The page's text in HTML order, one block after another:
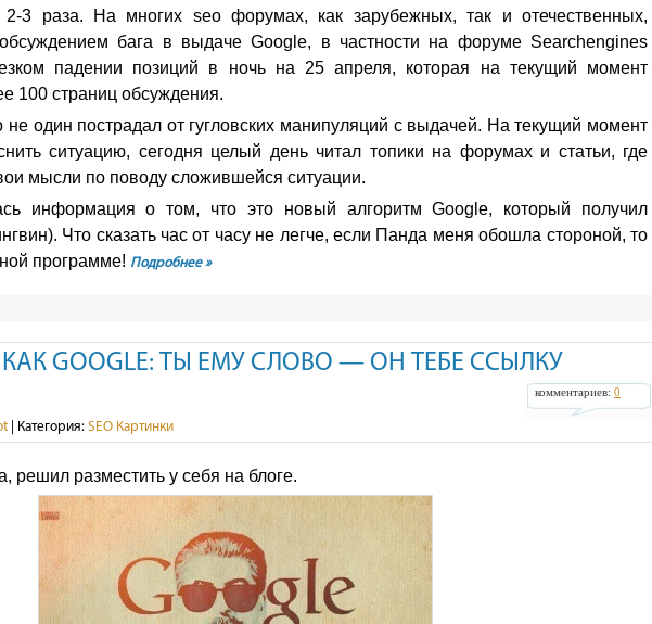
3 раза. На многих seo форумах, как зарубежных, так и отечественных,
бага в выдаче Google, в частности на форуме Searchengines
падении позиций в ночь на 25 апреля, которая на текущий момент
100 страниц обсуждения.
один пострадал от гугловских манипуляций с выдачей. На текущий момент
ситуацию, сегодня целый день читал топики на форумах и статьи, где
мысли по поводу сложившейся ситуации.
информация о том, что это новый алгоритм Google, который получил
Что сказать час от часу не легче, если Панда меня обошла стороной, то
программе! Подробнее »
GOOGLE: ТЫ ЕМУ СЛОВО — ОН ТЕБЕ ССЫЛКУ
комментариев: 0
| Категория: SEO Картинки
решил разместить у себя на блоге.